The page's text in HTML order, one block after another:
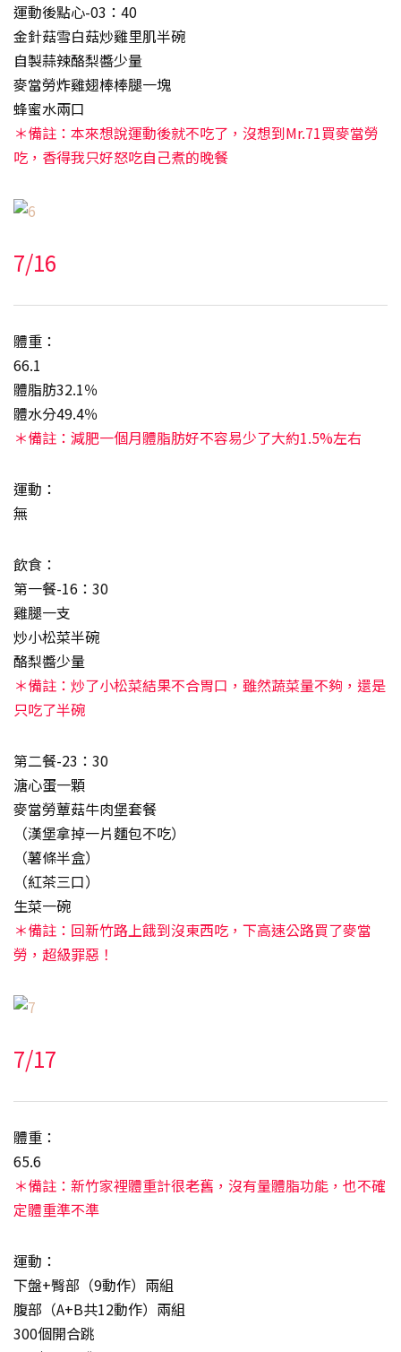
運動後點心-03：40
金針菇雪白菇炒雞里肌半碗
自製蒜辣酪梨醬少量
麥當勞炸雞翅棒棒腿一塊
蜂蜜水兩口
＊備註：本來想說運動後就不吃了，沒想到Mr.71買麥當勞
吃，香得我只好怒吃自己煮的晚餐
7/16
體重：
66.1
體脂肪32.1％
體水分49.4％
＊備註：減肥一個月體脂肪好不容易少了大約1.5%左右
運動：
無
飲食：
第一餐-16：30
雞腿一支
炒小松菜半碗
酪梨醬少量
＊備註：炒了小松菜結果不合胃口，雖然蔬菜量不夠，還是
只吃了半碗
第二餐-23：30
溏心蛋一顆
麥當勞蕈菇牛肉堡套餐
（漢堡拿掉一片麵包不吃）
（薯條半盒）
（紅茶三口）
生菜一碗
＊備註：回新竹路上餓到沒東西吃，下高速公路買了麥當
勞，超級罪惡！
7/17
體重：
65.6
＊備註：新竹家裡體重計很老舊，沒有量體脂功能，也不確
定體重準不準
運動：
下盤+臀部（9動作）兩組
腹部（A+B共12動作）兩組
300個開合跳